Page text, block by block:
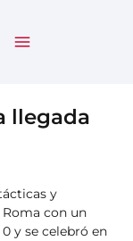
llegada
y
con un
y se celebró en